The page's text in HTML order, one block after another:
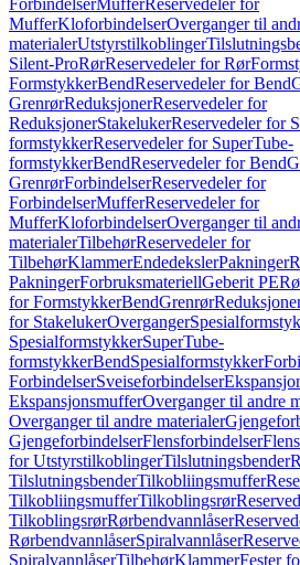
ForbindelserMufferReservedeler for
MufferKloforbindelserOverganger til
materialerUtstyrstilkoblinger
Silent-ProRørReservedeler for Rør
FormstykkerBendReservedeler for Bend
GrenrørReduksjonerReservedeler for
ReduksjonerStakelukerReservedeler for
formstykkerReservedeler for SuperTube-
formstykkerBendReservedeler for Bend
GrenrørForbindelserReservedeler for
ForbindelserMufferReservedeler for
MufferKloforbindelserOverganger til
materialerTilbehørReservedeler for
TilbehørKlammerEndedekslerPakninger
PakningerForbruksmateriellGeberit PE
for FormstykkerBendGrenrør
for StakelukerOverganger
SpesialformstykkerSuperTube-
formstykkerBendSpesialformstykker
ForbindelserSveiseforbindelser
EkspansjonsmufferOverganger til andre
Overganger til andre materialer
GjengeforbindelserFlensforbindelser
for UtstyrstilkoblingerTilslutningsbender
TilslutningsbenderTilkobliingsmuffer
TilkobliingsmufferTilkoblingsrør
TilkoblingsrørRørbendvannlåser
RørbendvannlåserSpiralvannlåser
SpiralvannlåserTilbehørKlammerFester